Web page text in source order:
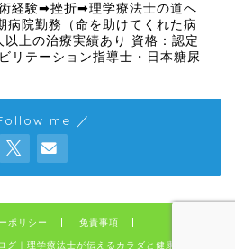
経験➡挫折➡理学療法士の道へ
院勤務（命を助けてくれた病
上の治療実績あり 資格：認定
リテーション指導士・日本糖尿
me ／
ポリシー 免責事項
｜理学療法士が伝えるカラダと健康の話